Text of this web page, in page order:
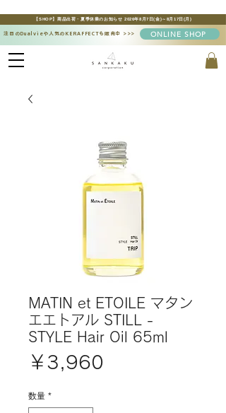
注目のDualvieや人気のKERAFFECTも販売中 >>> ONLINE SHOP
【SHOP】商品出荷・夏季休業のお知らせ 2026年8月7日(金)～8月17日(月)
MATIN et ETOILE マタン
エエトアル STILL -
STYLE Hair Oil 65ml
￥3,960
数量 *